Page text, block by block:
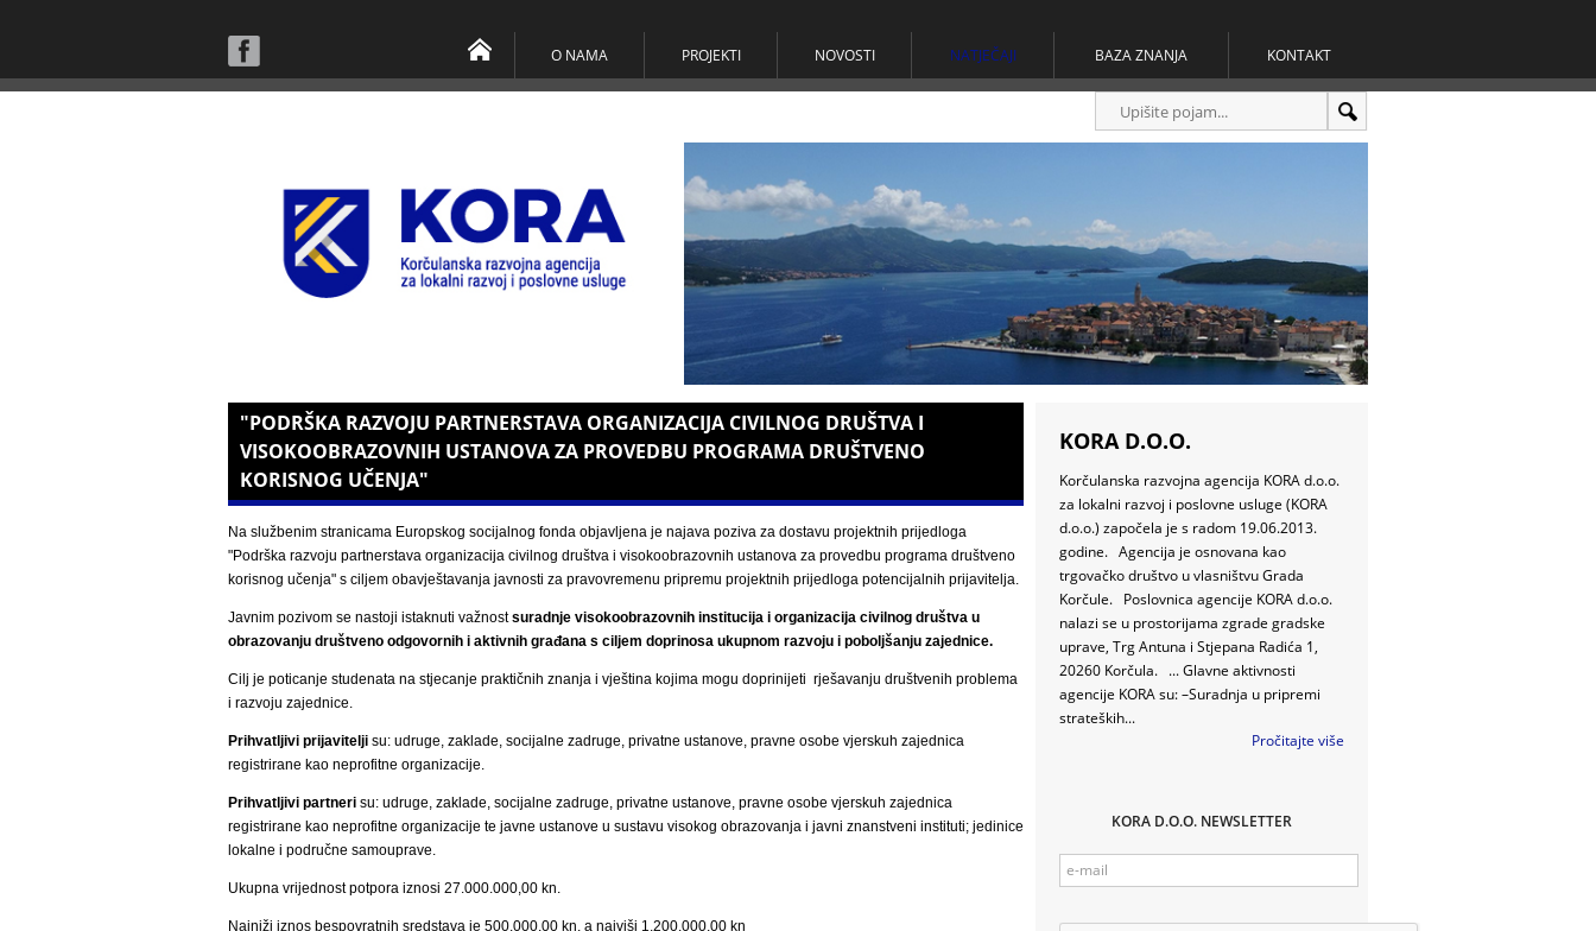
O NAMA PROJEKTI NOVOSTI NATJEČAJI BAZA ZNANJA KONTAKT
"PODRŠKA RAZVOJU PARTNERSTAVA ORGANIZACIJA CIVILNOG DRUŠTVA I
VISOKOOBRAZOVNIH USTANOVA ZA PROVEDBU PROGRAMA DRUŠTVENO
KORISNOG UČENJA"
Na službenim stranicama Europskog socijalnog fonda objavljena je najava poziva za dostavu projektnih prijedloga
"Podrška razvoju partnerstava organizacija civilnog društva i visokoobrazovnih ustanova za provedbu programa društveno
korisnog učenja" s ciljem obavještavanja javnosti za pravovremenu pripremu projektnih prijedloga potencijalnih prijavitelja.
Javnim pozivom se nastoji istaknuti važnostsuradnje visokoobrazovnih institucija i organizacija civilnog društva u
obrazovanju društveno odgovornih i aktivnih građana s ciljem doprinosa ukupnom razvoju i poboljšanju zajednice.
Cilj je poticanje studenata na stjecanje praktičnih znanja i vještina kojima mogu doprinijeti rješavanju društvenih problema
i razvoju zajednice.
Prihvatljivi prijavitelji su: udruge, zaklade, socijalne zadruge, privatne ustanove, pravne osobe vjerskuh zajednica
registrirane kao neprofitne organizacije.
Prihvatljivi partneri su: udruge, zaklade, socijalne zadruge, privatne ustanove, pravne osobe vjerskuh zajednica
registrirane kao neprofitne organizacije te javne ustanove u sustavu visokog obrazovanja i javni znanstveni instituti; jedinice
lokalne i područne samouprave.
Ukupna vrijednost potpora iznosi 27.000.000,00 kn.
Najniži iznos bespovratnih sredstava je 500.000,00 kn, a najviši 1.200.000,00 kn
KORA D.O.O.
Korčulanska razvojna agencija KORA d.o.o.
za lokalni razvoj i poslovne usluge (KORA
d.o.o.) započela je s radom 19.06.2013.
godine. Agencija je osnovana kao
trgovačko društvo u vlasništvu Grada
Korčule. Poslovnica agencije KORA d.o.o.
nalazi se u prostorijama zgrade gradske
uprave, Trg Antuna i Stjepana Radića 1,
20260 Korčula. ... Glavne aktivnosti
agencije KORA su: –Suradnja u pripremi
strateških...
Pročitajte više
KORA D.O.O. NEWSLETTER